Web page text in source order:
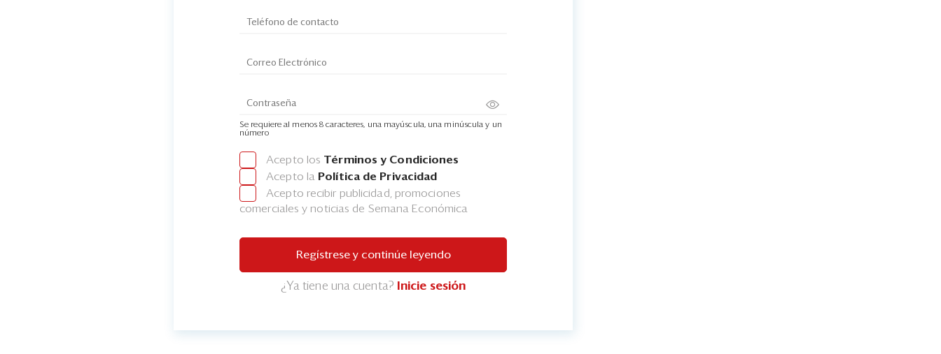
Se requiere al menos 8 caracteres, una mayúscula, una minúscula y un
número
Acepto los Términos y Condiciones
Acepto la Política de Privacidad
Acepto recibir publicidad, promociones
comerciales y noticias de Semana Económica
Regístrese y continúe leyendo
¿Ya tiene una cuenta? Inicie sesión